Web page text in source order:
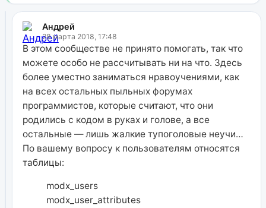
Андрей
28 марта 2018, 17:48
В этом сообществе не принято помогать, так что
можете особо не рассчитывать ни на что. Здесь
более уместно заниматься нравоучениями, как
на всех остальных пыльных форумах
программистов, которые считают, что они
родились с кодом в руках и голове, а все
остальные — лишь жалкие тупоголовые неучи…
По вашему вопросу к пользователям относятся
таблицы:
modx_users
modx_user_attributes